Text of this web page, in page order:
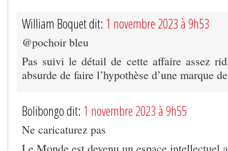
William Boquet dit: 1 novembre 2023 à 9h53
@pochoir bleu
Pas suivi le détail de cette affaire assez
absurde de faire l’hypothèse d’une marque
Bolibongo dit: 1 novembre 2023 à 9h55
Ne caricaturez pas